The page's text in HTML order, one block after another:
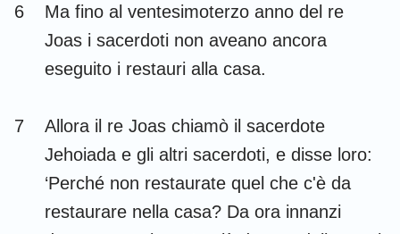
6
Ma fino al ventesimoterzo anno del re
Joas i sacerdoti non aveano ancora
eseguito i restauri alla casa.
7
Allora il re Joas chiamò il sacerdote
Jehoiada e gli altri sacerdoti, e disse loro:
‘Perché non restaurate quel che c'è da
restaurare nella casa? Da ora innanzi